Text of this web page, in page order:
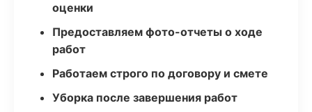
оценки
Предоставляем фото-отчеты о ходе
работ
Работаем строго по договору и смете
Уборка после завершения работ